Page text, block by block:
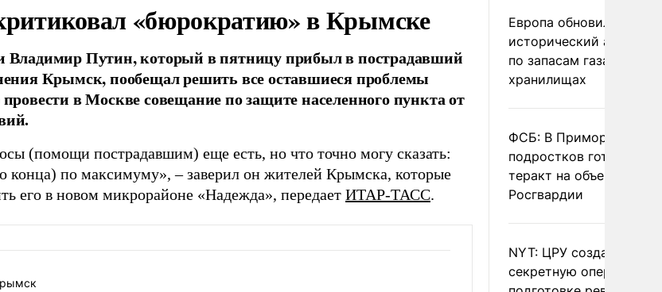
«бюрократию» в Крымске
Владимир Путин, который в пятницу прибыл в пострадавший
Крымск, пообещал решить все оставшиеся проблемы
в Москве совещание по защите населенного пункта от
(помощи пострадавшим) еще есть, но что точно могу сказать:
конца) по максимуму», – заверил он жителей Крымска, которые
его в новом микрорайоне «Надежда», передает ИТАР-ТАСС.
Европа обновила
исторический
по запасам газа в
хранилищах
ФСБ: В Приморье трое
подростков готовили
теракт на объекте
Росгвардии
NYT: ЦРУ создало
секретную опергруппу